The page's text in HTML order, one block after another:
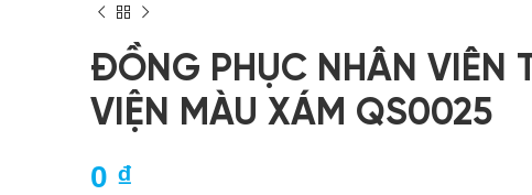
ĐỒNG PHỤC NHÂN VIÊN
VIỆN MÀU XÁM QS0025
0 ₫